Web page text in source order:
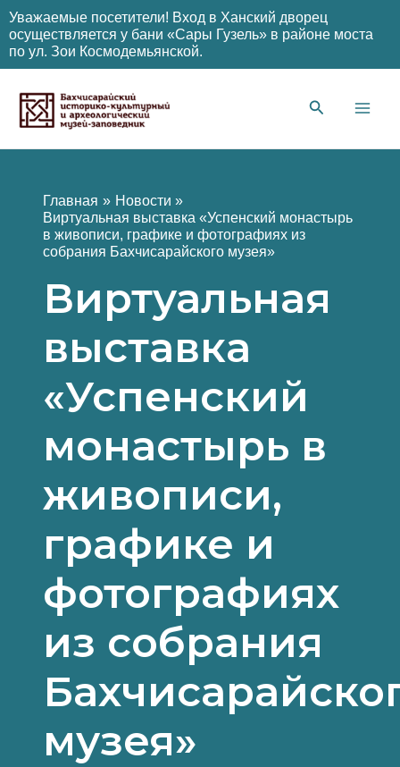
Уважаемые посетители! Вход в Ханский дворец
осуществляется у бани «Сары Гузель» в районе моста
по ул. Зои Космодемьянской.
содержимому
Главная
Новости
Виртуальная выставка «Успенский монастырь
в живописи, графике и фотографиях из
собрания Бахчисарайского музея»
Виртуальная
выставка
«Успенский
монастырь в
живописи,
графике и
фотографиях
из собрания
музея»